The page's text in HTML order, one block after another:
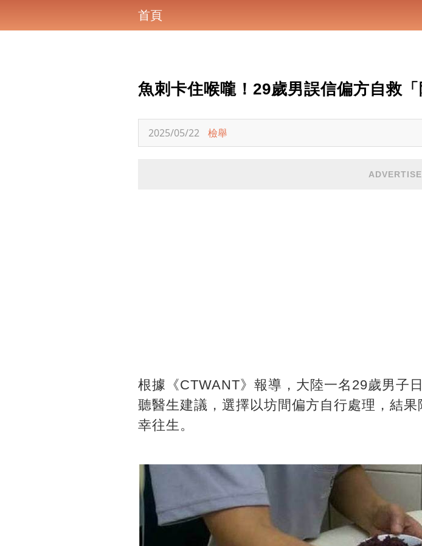
首頁
魚刺卡住喉嚨！29歲男誤信偏方自救「
2025/05/22 檢舉
根據《CTWANT》報導，大陸一名29歲男子
聽醫生建議，選擇以坊間偏方自行處理，結
幸往生。